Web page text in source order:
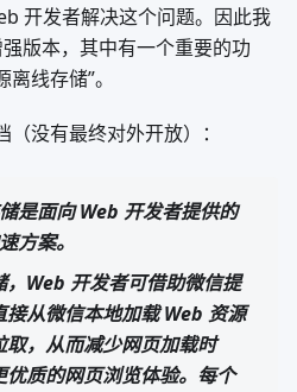
开发者解决这个问题。因此我
版本，其中有一个重要的功
线存储”。
没有最终对外开放）：
是面向 Web 开发者提供的
方案。
Web 开发者可借助微信提
从微信本地加载 Web 资源
，从而减少网页加载时
质的网页浏览体验。每个